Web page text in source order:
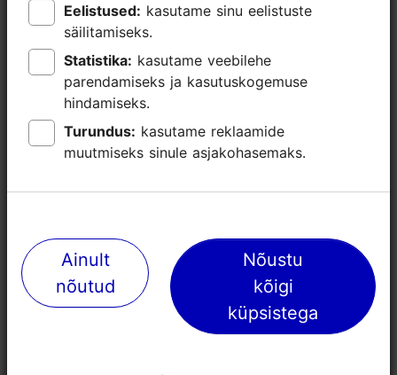
0
0
Tehnilised
vahendid,
mikrofonisüsteem, ekraan, pabertahvel,
Eelistused:
säilitamiseks.
Statistika:
parendamiseks ja kasutuskogemuse
hindamiseks.
Turundus:
muutmiseks sinule asjakohasemaks.
Ainult
nõutud
Nõustu
kõigi
küpsistega
Eelistused:
säilitamiseks.
Statistika:
parendamiseks ja kasutuskogemuse
hindamiseks.
Turundus:
muutmiseks sinule asjakohasemaks.
Ainult
nõutud
Nõustu
kõigi
küpsistega